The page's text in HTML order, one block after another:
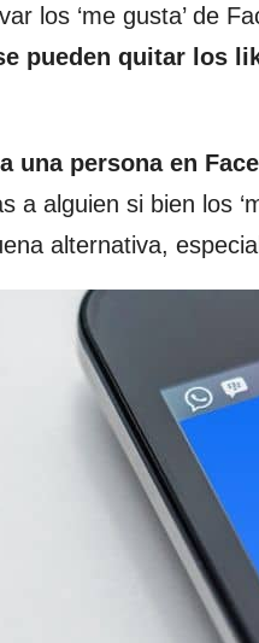
los ‘me gusta’ de
pueden quitar los
una persona en
a alguien si bien los
alternativa,